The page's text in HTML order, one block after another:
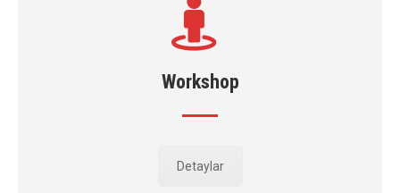
Workshop
Detaylar